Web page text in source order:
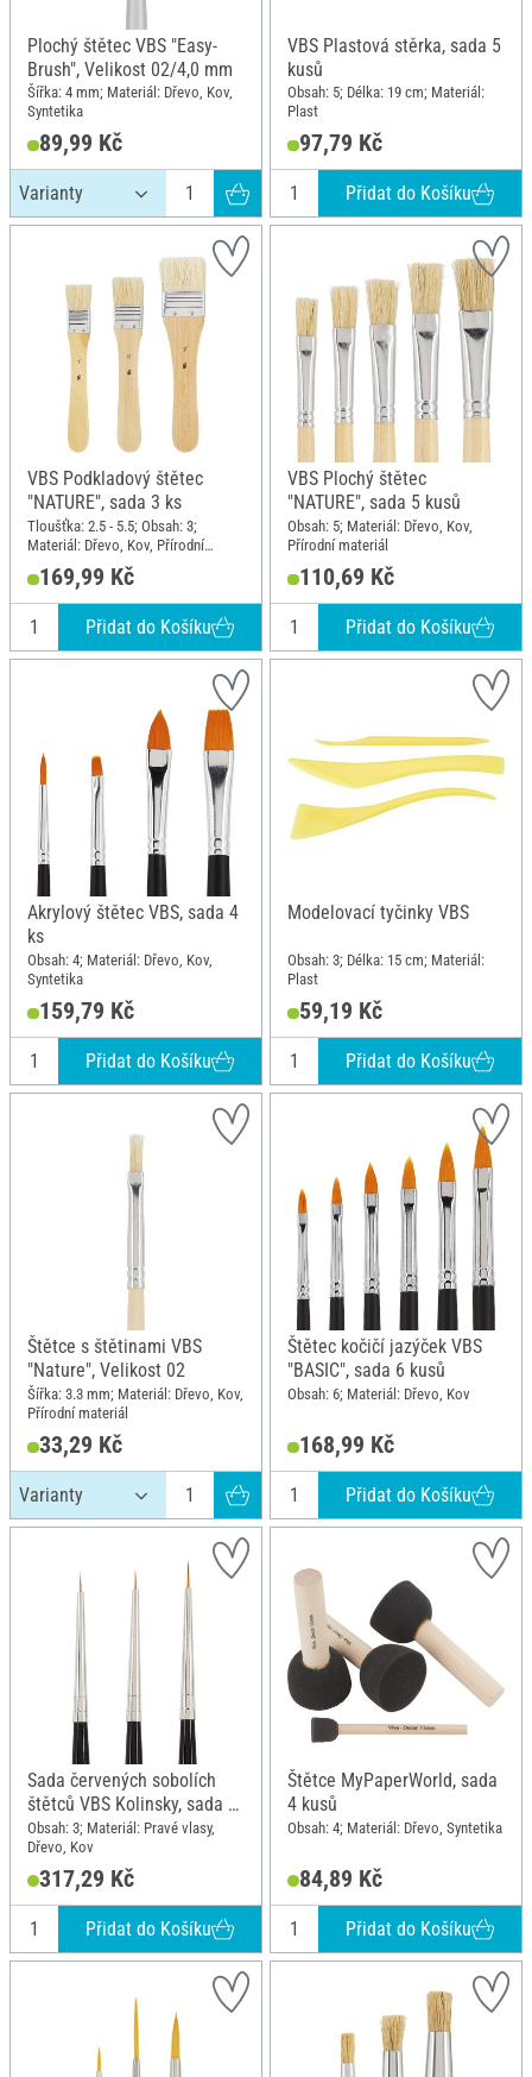
Plochý štětec VBS "Easy-
Brush", Velikost 02/4,0 mm
Šířka: 4 mm; Materiál: Dřevo, Kov,
Syntetika
89,99 Kč
VBS Plastová stěrka, sada 5
kusů
Obsah: 5; Délka: 19 cm; Materiál:
Plast
97,79 Kč
Přidat do Košíku
VBS Podkladový štětec
"NATURE", sada 3 ks
Tloušťka: 2.5 - 5.5; Obsah: 3;
Materiál: Dřevo, Kov, Přírodní
materiál
169,99 Kč
Přidat do Košíku
VBS Plochý štětec
"NATURE", sada 5 kusů
Obsah: 5; Materiál: Dřevo, Kov,
Přírodní materiál
110,69 Kč
Přidat do Košíku
Akrylový štětec VBS, sada 4
ks
Obsah: 4; Materiál: Dřevo, Kov,
Syntetika
159,79 Kč
Přidat do Košíku
Modelovací tyčinky VBS
Obsah: 3; Délka: 15 cm; Materiál:
Plast
59,19 Kč
Přidat do Košíku
Štětce s štětinami VBS
"Nature", Velikost 02
Šířka: 3.3 mm; Materiál: Dřevo, Kov,
Přírodní materiál
33,29 Kč
Štětec kočičí jazýček VBS
"BASIC", sada 6 kusů
Obsah: 6; Materiál: Dřevo, Kov
168,99 Kč
Přidat do Košíku
Sada červených sobolích
štětců VBS Kolinsky, sada 3
ks
Obsah: 3; Materiál: Pravé vlasy,
Dřevo, Kov
317,29 Kč
Přidat do Košíku
Štětce MyPaperWorld, sada
4 kusů
Obsah: 4; Materiál: Dřevo, Syntetika
84,89 Kč
Přidat do Košíku